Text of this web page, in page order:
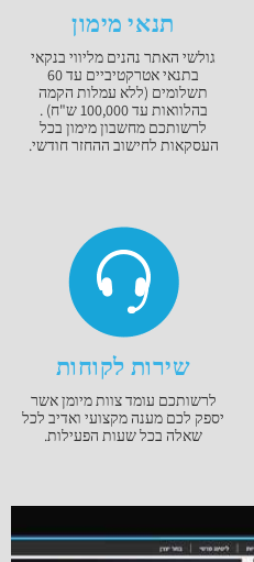
תנאי מימון
גולשי האתר נהנים מליווי בנקאי
בתנאי אטרקטיביים עד 60
תשלומים (ללא עמלות הקמה
בהלוואות עד 100,000 ש"ח) .
לרשותכם מחשבון מימון בכל
העסקאות לחישוב ההחזר חודשי.
שירות לקוחות
לרשותכם עומד צוות מיומן אשר
יספק לכם מענה מקצועי ואדיב לכל
שאלה בכל שעות הפעילות.